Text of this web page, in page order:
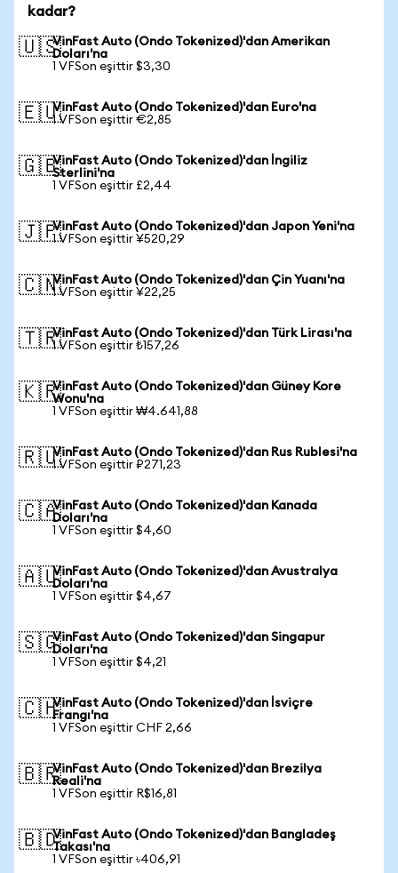
kadar?
🇺🇸VinFast Auto (Ondo Tokenized)'dan Amerikan
Doları'na
1 VFSon eşittir $3,30
🇪🇺VinFast Auto (Ondo Tokenized)'dan Euro'na
1 VFSon eşittir €2,85
🇬🇧VinFast Auto (Ondo Tokenized)'dan İngiliz
Sterlini'na
1 VFSon eşittir £2,44
🇯🇵VinFast Auto (Ondo Tokenized)'dan Japon Yeni'na
1 VFSon eşittir ¥520,29
🇨🇳VinFast Auto (Ondo Tokenized)'dan Çin Yuanı'na
1 VFSon eşittir ¥22,25
🇹🇷VinFast Auto (Ondo Tokenized)'dan Türk Lirası'na
1 VFSon eşittir ₺157,26
🇰🇷VinFast Auto (Ondo Tokenized)'dan Güney Kore
Wonu'na
1 VFSon eşittir ₩4.641,88
🇷🇺VinFast Auto (Ondo Tokenized)'dan Rus Rublesi'na
1 VFSon eşittir ₽271,23
🇨🇦VinFast Auto (Ondo Tokenized)'dan Kanada
Doları'na
1 VFSon eşittir $4,60
🇦🇺VinFast Auto (Ondo Tokenized)'dan Avustralya
Doları'na
1 VFSon eşittir $4,67
🇸🇬VinFast Auto (Ondo Tokenized)'dan Singapur
Doları'na
1 VFSon eşittir $4,21
🇨🇭VinFast Auto (Ondo Tokenized)'dan İsviçre
Frangı'na
1 VFSon eşittir CHF 2,66
🇧🇷VinFast Auto (Ondo Tokenized)'dan Brezilya
Reali'na
1 VFSon eşittir R$16,81
🇧🇩VinFast Auto (Ondo Tokenized)'dan Bangladeş
Takası'na
1 VFSon eşittir ৳406,91